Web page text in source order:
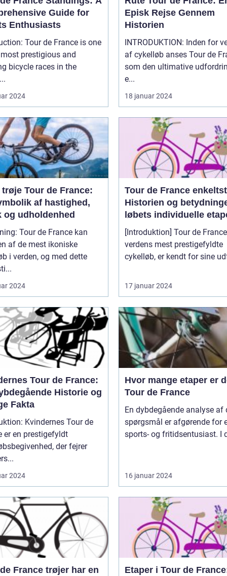
Guide for
Enthusiasts
Tour de France is one
prestigious and
bicycle races in the
2024
Episk Rejse Gennem
Historien
INTRODUKTION: Inden for
af cykelløb anses Tour de
som den ultimative
e...
18 januar 2024
Tour de France:
af hastighed,
og udholdenhed
France kan
af de mest ikoniske
i verden, og med dette
2024
Tour de France
Historien og
løbets individuelle
[Introduktion] Tour de
verdens mest prestigefyldte
cykelløb, er kendt for sine
17 januar 2024
Tour de France:
Historie og
Fakta
Kvindernes Tour de
er en prestigefyldt
der fejrer
2024
Hvor mange etaper er
Tour de France
En dybdegående analyse af
spørgsmål er afgørende for
sports- og fritidsentusiast. I
16 januar 2024
France trøjer har en
Etaper i Tour de